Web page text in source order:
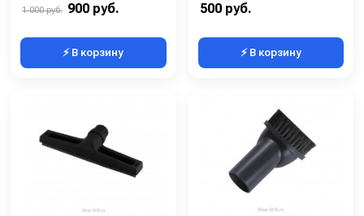
1 000 руб. 900 руб.
⚡ В корзину
500 руб.
⚡ В корзину